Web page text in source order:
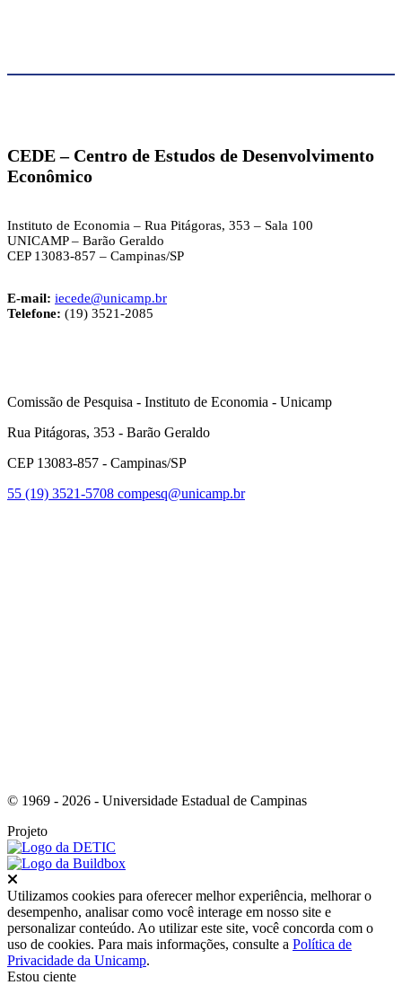
CEDE – Centro de Estudos de Desenvolvimento
Econômico
Instituto de Economia – Rua Pitágoras, 353 – Sala 100
UNICAMP – Barão Geraldo
CEP 13083-857 – Campinas/SP
E-mail: iecede@unicamp.br
Telefone: (19) 3521-2085
Comissão de Pesquisa - Instituto de Economia - Unicamp
Rua Pitágoras, 353 - Barão Geraldo
CEP 13083-857 - Campinas/SP
55 (19) 3521-5708 compesq@unicamp.br
© 1969 - 2026 - Universidade Estadual de Campinas
Projeto
Utilizamos cookies para oferecer melhor experiência, melhorar o
desempenho, analisar como você interage em nosso site e
personalizar conteúdo. Ao utilizar este site, você concorda com o
uso de cookies. Para mais informações, consulte a Política de
Privacidade da Unicamp.
Estou ciente